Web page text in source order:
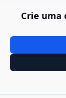
Crie uma